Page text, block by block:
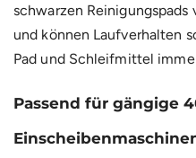
schwarzen
und können Laufverhalten
Pad und Schleifmittel
Passend für gängige